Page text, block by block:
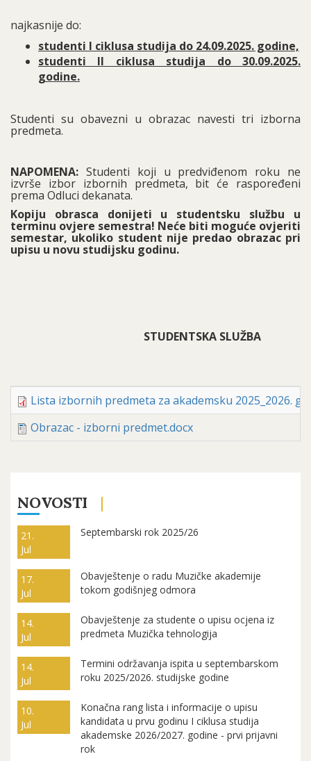
najkasnije do:
studenti I ciklusa studija do 24.09.2025. godine,
studenti II ciklusa studija do 30.09.2025.
godine.
Studenti su obavezni u obrazac navesti tri izborna
predmeta.
NAPOMENA: Studenti koji u predviđenom roku ne
izvrše izbor izbornih predmeta, bit će raspoređeni
prema Odluci dekanata.
Kopiju obrasca donijeti u studentsku službu u
terminu ovjere semestra! Neće biti moguće ovjeriti
semestar, ukoliko student nije predao obrazac pri
upisu u novu studijsku godinu.
STUDENTSKA SLUŽBA
Lista izbornih predmeta za akademsku 2025_2026.
Obrazac - izborni predmet.docx
NOVOSTI
21.
Jul
Septembarski rok 2025/26
17.
Jul
Obavještenje o radu Muzičke akademije
tokom godišnjeg odmora
14.
Jul
Obavještenje za studente o upisu ocjena iz
predmeta Muzička tehnologija
14.
Jul
Termini održavanja ispita u septembarskom
roku 2025/2026. studijske godine
10.
Jul
Konačna rang lista i informacije o upisu
kandidata u prvu godinu I ciklusa studija
akademske 2026/2027. godine - prvi prijavni
rok